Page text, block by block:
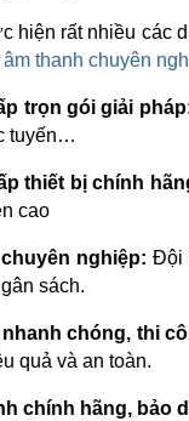
hiện rất nhiều các
âm thanh chuyên
trọn gói giải
tuyến…
thiết bị chính
cao
nghiệp: Đội
sách.
nhanh chóng, thi
quả và an toàn.
chính hãng, bảo